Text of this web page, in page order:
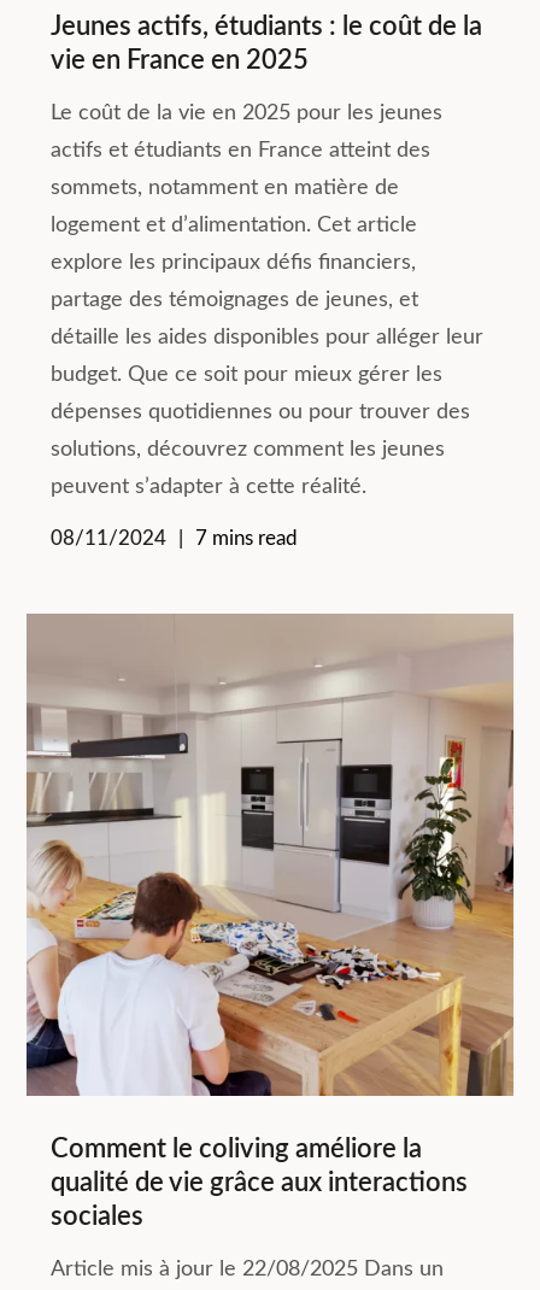
Jeunes actifs, étudiants : le coût de la
vie en France en 2025
Le coût de la vie en 2025 pour les jeunes
actifs et étudiants en France atteint des
sommets, notamment en matière de
logement et d’alimentation. Cet article
explore les principaux défis financiers,
partage des témoignages de jeunes, et
détaille les aides disponibles pour alléger leur
budget. Que ce soit pour mieux gérer les
dépenses quotidiennes ou pour trouver des
solutions, découvrez comment les jeunes
peuvent s’adapter à cette réalité.
08/11/2024 7 mins read
Comment le coliving améliore la
qualité de vie grâce aux interactions
sociales
Article mis à jour le 22/08/2025 Dans un